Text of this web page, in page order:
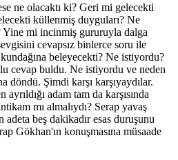
ne olacaktı ki? Geri mi gelecekti
küllenmiş duyguları? Ne
Yine mi incinmiş gururuyla dalga
cevapsız binlerce soru ile
beleyecekti? Ne istiyordu?
cevap buldu. Ne istiyordu ve neden
döndü. Şimdi karşı karşıyaydılar.
adam tam da karşısında
mı almalıydı? Serap yavaş
adeta beş dakikadır esas duruşunu
Gökhan'ın konuşmasına müsaade